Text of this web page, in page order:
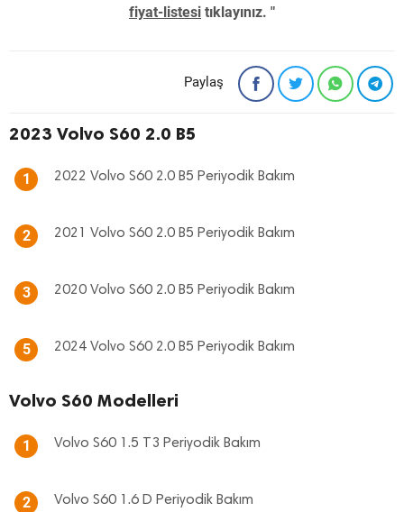
fiyat-listesi tıklayınız. "
Paylaş
2023 Volvo S60 2.0 B5
1 2022 Volvo S60 2.0 B5 Periyodik Bakım
2 2021 Volvo S60 2.0 B5 Periyodik Bakım
3 2020 Volvo S60 2.0 B5 Periyodik Bakım
5 2024 Volvo S60 2.0 B5 Periyodik Bakım
Volvo S60 Modelleri
1 Volvo S60 1.5 T3 Periyodik Bakım
2 Volvo S60 1.6 D Periyodik Bakım